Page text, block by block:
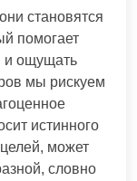
становятся
помогает
и ощущать
мы рискуем
истинного
может
словно